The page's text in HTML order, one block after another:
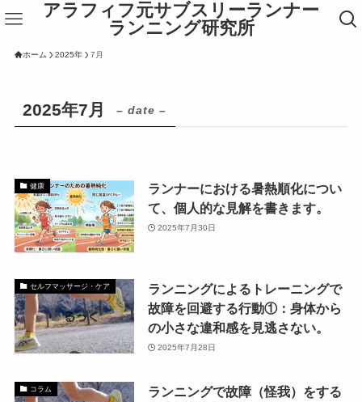
アラフィフ元サブスリーランナー
ランニング研究所
ホーム 2025年 7月
2025年7月 – date –
健康
ランナーにおける暑熱順化につい
て、個人的な見解を書きます。
2025年7月30日
セルフマッサージ・ケア
ランニングによるトレーニングで
故障を回避する行動①：身体から
の小さな違和感を見逃さない。
2025年7月28日
コラム
ランニングで故障（怪我）をする